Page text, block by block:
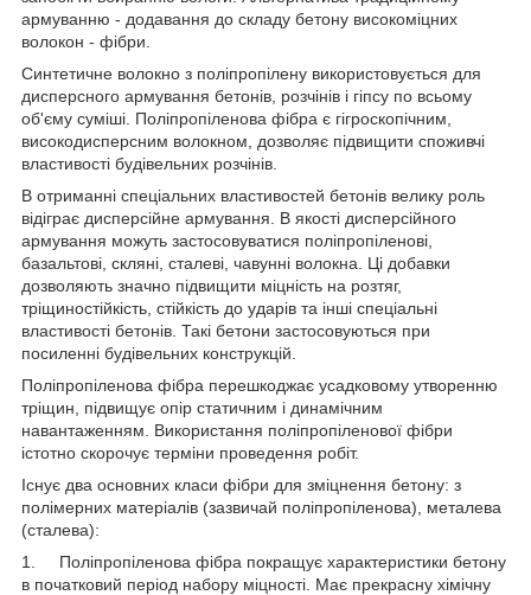
армуванню - додавання до складу бетону високоміцних
волокон - фібри.
Синтетичне волокно з поліпропілену використовується для
дисперсного армування бетонів, розчінів і гіпсу по всьому
об'єму суміші. Поліпропіленова фібра є гігроскопічним,
високодисперсним волокном, дозволяє підвищити споживчі
властивості будівельних розчінів.
В отриманні спеціальних властивостей бетонів велику роль
відіграє дисперсійне армування. В якості дисперсійного
армування можуть застосовуватися поліпропіленові,
базальтові, скляні, сталеві, чавунні волокна. Ці добавки
дозволяють значно підвищити міцність на розтяг,
тріщиностійкість, стійкість до ударів та інші спеціальні
властивості бетонів. Такі бетони застосовуються при
посиленні будівельних конструкцій.
Поліпропіленова фібра перешкоджає усадковому утворенню
тріщин, підвищує опір статичним і динамічним
навантаженням. Використання поліпропіленової фібри
істотно скорочує терміни проведення робіт.
Існує два основних класи фібри для зміцнення бетону: з
полімерних матеріалів (зазвичай поліпропіленова), металева
(сталева):
1. Поліпропіленова фібра покращує характеристики бетону
в початковий період набору міцності. Має прекрасну хімічну